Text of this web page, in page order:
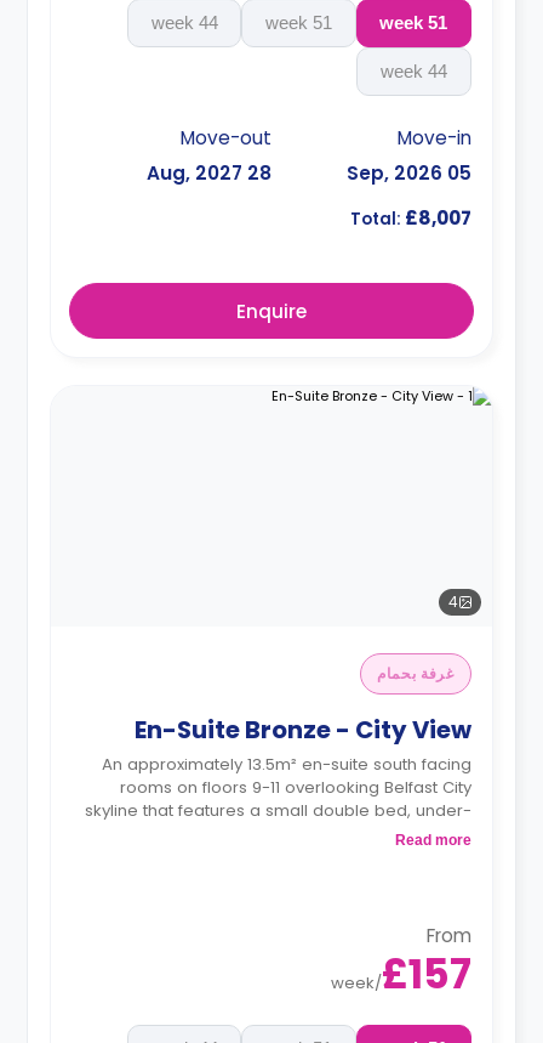
51 week
51 week
44 week
44 week
Move-in
05 Sep, 2026
Move-out
28 Aug, 2027
Total: £8,007
Enquire
4
غرفة بحمام
En-Suite Bronze - City View
An approximately 13.5m² en-suite south facing
rooms on floors 9-11 overlooking Belfast City
skyline that features a small double bed, under-
bed storage, desk, chair, wardrobe, full-length
Read more
From
£157
/
week